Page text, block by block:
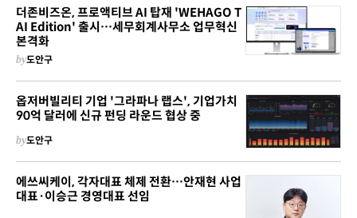
더존비즈온, 프로액티브 AI 탑재 'WEHAGO T
AI Edition' 출시…세무회계사무소 업무혁신
본격화
by도안구
옵저버빌리티 기업 '그라파나 랩스', 기업가치
90억 달러에 신규 펀딩 라운드 협상 중
by도안구
에쓰씨케이, 각자대표 체제 전환…안재현 사업
대표·이승근 경영대표 선임